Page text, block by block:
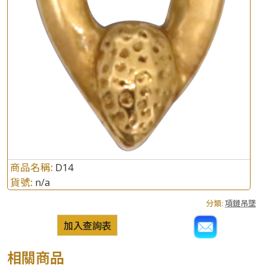
商品名稱: D14
貨號: n/a
分類: 項鏈吊墜
加入查詢表
相關商品